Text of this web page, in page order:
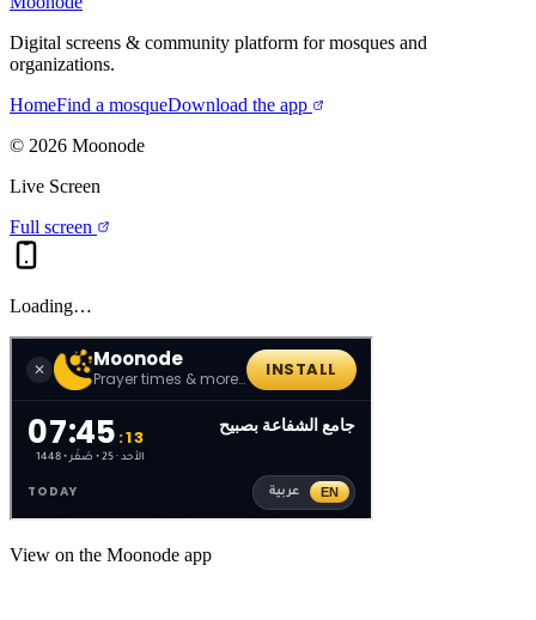
Digital screens & community platform for mosques and
organizations.
HomeFind a mosqueDownload the app
© 2026 Moonode
Live Screen
Full screen
Loading…
View on the Moonode app